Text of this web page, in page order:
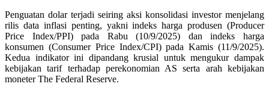
Penguatan dolar terjadi seiring aksi konsolidasi investor menjelang
rilis data inflasi penting, yakni indeks harga produsen (Producer
Price Index/PPI) pada Rabu (10/9/2025) dan indeks harga
konsumen (Consumer Price Index/CPI) pada Kamis (11/9/2025).
Kedua indikator ini dipandang krusial untuk mengukur dampak
kebijakan tarif terhadap perekonomian AS serta arah kebijakan
moneter The Federal Reserve.